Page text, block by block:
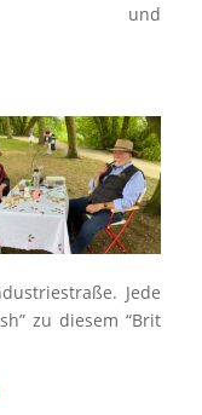
Jede
zu diesem “Brit